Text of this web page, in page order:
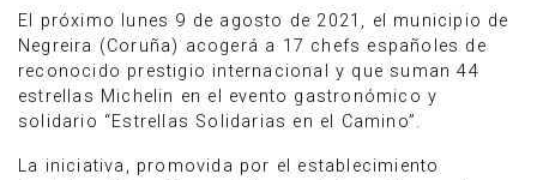
Anúnciate
El próximo lunes 9 de agosto de 2021, el municipio de
Negreira (Coruña) acogerá a 17 chefs españoles de
reconocido prestigio internacional y que suman 44
estrellas Michelin en el evento gastronómico y
solidario “Estrellas Solidarias en el Camino”.
La iniciativa, promovida por el establecimiento